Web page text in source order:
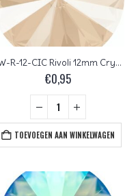
SW-R-12-CIC Rivoli 12mm Crystal Ivory Cream
€0,95
TOEVOEGEN AAN WINKELWAGEN